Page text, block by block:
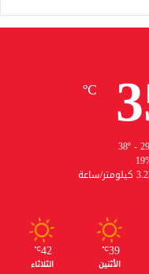
℃
ساعة
39
℃
الأثنين
42
℃
الثلاثاء